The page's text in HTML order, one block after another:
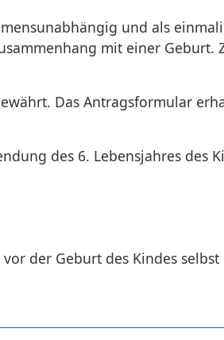
und als
mit einer
Das Antragsformular
des 6. Lebensjahres des
der Geburt des Kindes